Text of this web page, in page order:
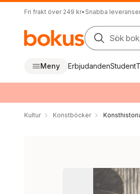
Fri frakt över 249 kr• Snabba
Sök
Meny ErbjudandenStudent
Kultur Konstböcker